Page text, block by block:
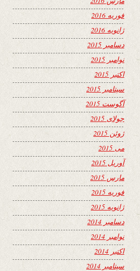
فوریه 2016
ژانویه 2016
دسامبر 2015
نوامبر 2015
اکتبر 2015
سپتامبر 2015
آگوست 2015
جولای 2015
ژوئن 2015
می 2015
آوریل 2015
مارس 2015
فوریه 2015
ژانویه 2015
دسامبر 2014
نوامبر 2014
اکتبر 2014
سپتامبر 2014